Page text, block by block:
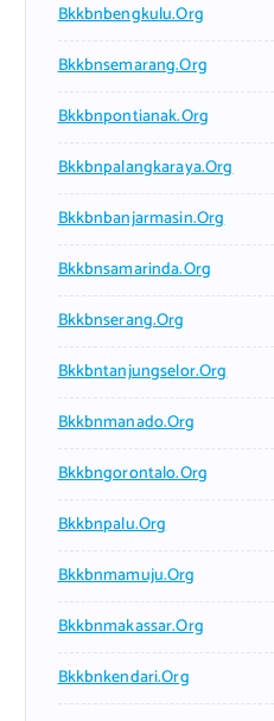
Bkkbnbengkulu.org
Bkkbnsemarang.org
Bkkbnpontianak.org
Bkkbnpalangkaraya.org
Bkkbnbanjarmasin.org
Bkkbnsamarinda.org
Bkkbnserang.org
Bkkbntanjungselor.org
Bkkbnmanado.org
Bkkbngorontalo.org
Bkkbnpalu.org
Bkkbnmamuju.org
Bkkbnmakassar.org
Bkkbnkendari.org